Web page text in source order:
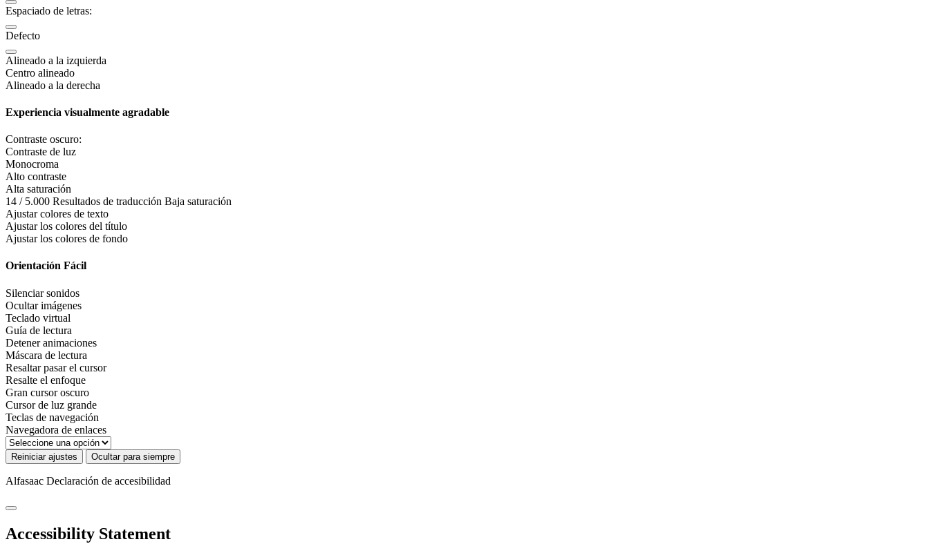
Espaciado de letras:
Defecto
Alineado a la izquierda
Centro alineado
Alineado a la derecha
Experiencia visualmente agradable
Contraste oscuro:
Contraste de luz
Monocroma
Alto contraste
Alta saturación
14 / 5.000 Resultados de traducción Baja saturación
Ajustar colores de texto
Ajustar los colores del título
Ajustar los colores de fondo
Orientación Fácil
Silenciar sonidos
Ocultar imágenes
Teclado virtual
Guía de lectura
Detener animaciones
Máscara de lectura
Resaltar pasar el cursor
Resalte el enfoque
Gran cursor oscuro
Cursor de luz grande
Teclas de navegación
Navegadora de enlaces
Reiniciar ajustes Ocultar para siempre
Alfasaac Declaración de accesibilidad
Accessibility Statement